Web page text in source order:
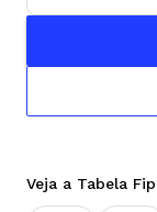
Veja a Tabela